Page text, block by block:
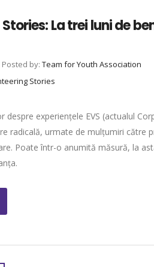
La trei luni de
Posted by: Team for Youth Association
Stories
experiențele EVS (actualul
radicală, urmate de mulțumiri către
Poate într-o anumită măsură, la